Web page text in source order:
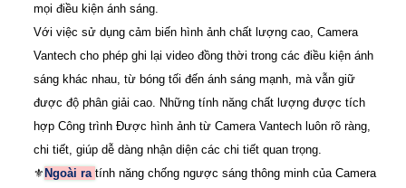
mọi điều kiện ánh sáng.
Với việc sử dụng cảm biến hình ảnh chất lượng cao, Camera
Vantech cho phép ghi lại video đồng thời trong các điều kiện ánh
sáng khác nhau, từ bóng tối đến ánh sáng mạnh, mà vẫn giữ
được độ phân giải cao. Những tính năng chất lượng được tích
hợp Công trình Được hình ảnh từ Camera Vantech luôn rõ ràng,
chi tiết, giúp dễ dàng nhận diện các chi tiết quan trọng.
⚜️ Ngoài ra tính năng chống ngược sáng thông minh của Camera